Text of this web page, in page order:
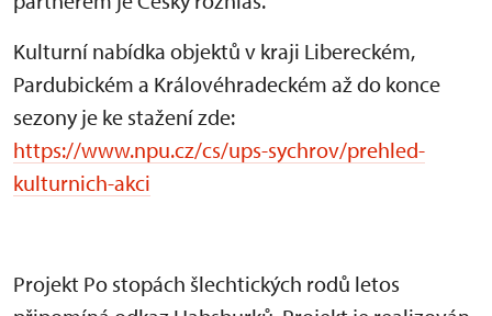
Kulturní nabídka objektů v kraji Libereckém,
Pardubickém a Královéhradeckém až do konce
sezony je ke stažení zde:
https://www.npu.cz/cs/ups-sychrov/prehled-
kulturnich-akci
Projekt Po stopách šlechtických rodů letos